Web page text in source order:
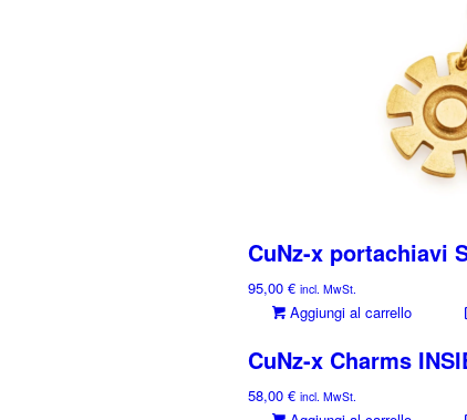
CuNz-x portachiavi
95,00 € incl. MwSt.
Aggiungi al carrello
CuNz-x Charms
58,00 € incl. MwSt.